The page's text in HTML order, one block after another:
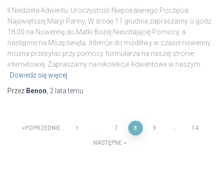
II Niedziela Adwentu. Uroczystość Niepokalanego Poczęcia
Najświętszej Maryi Panny. W środę 11 grudnia zapraszamy o godz.
18.00 na Nowennę do Matki Bożej Nieustającej Pomocy, a
następnie na Mszę świętą. Intencje do modlitwy w czasie nowenny
można przesyłać przy pomocy formularza na naszej stronie
internetowej. Zapraszamy na rekolekcje Adwentowe w naszym
Dowiedz się więcej
Przez Benon 2 latatemu
Stronicowanie
POPRZEDNIE 1 7 8 9 14
NASTĘPNE